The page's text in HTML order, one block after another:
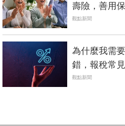
壽險，善用
觀點新聞
為什麼我需
錯，報稅常
觀點新聞